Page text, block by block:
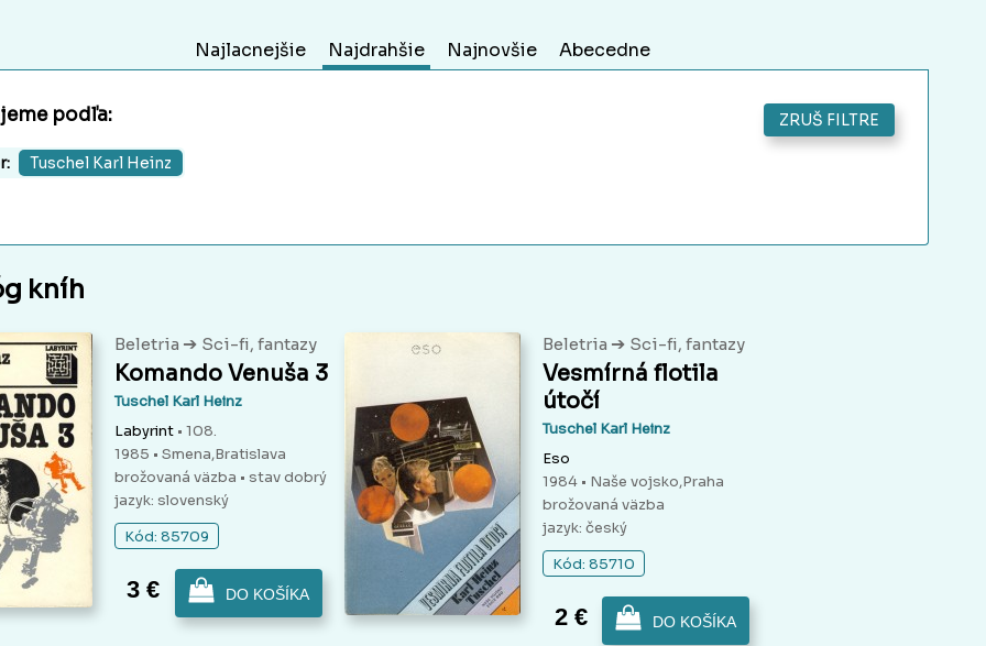
Najlacnejšie Najdrahšie Najnovšie Abecedne
podľa: ZRUŠ FILTRE
Tuschel Karl Heinz
kníh
Beletria ➔ Sci-fi, fantazy
Komando Venuša 3
Tuschel Karl Heinz
Labyrint • 108.
1985 • Smena,Bratislava
brožovaná väzba • stav dobrý
jazyk: slovenský
Kód: 85709
3 € DO KOŠÍKA
Beletria ➔ Sci-fi, fantazy
Vesmírná flotila
útočí
Tuschel Karl Heinz
Eso
1984 • Naše vojsko,Praha
brožovaná väzba
jazyk: český
Kód: 85710
2 € DO KOŠÍKA